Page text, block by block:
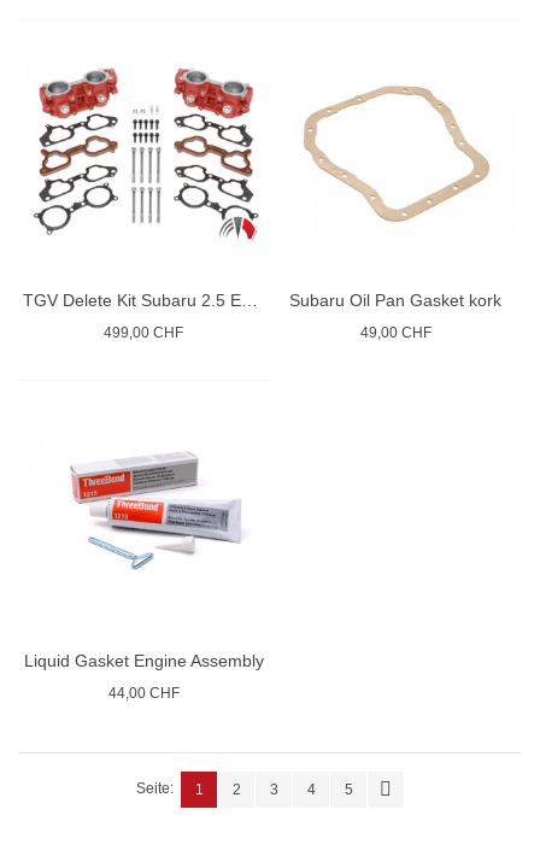
TGV Delete Kit Subaru 2.5 EJ25
499,00 CHF
Subaru Oil Pan Gasket kork
49,00 CHF
Liquid Gasket Engine Assembly
44,00 CHF
Seite: 1 2 3 4 5